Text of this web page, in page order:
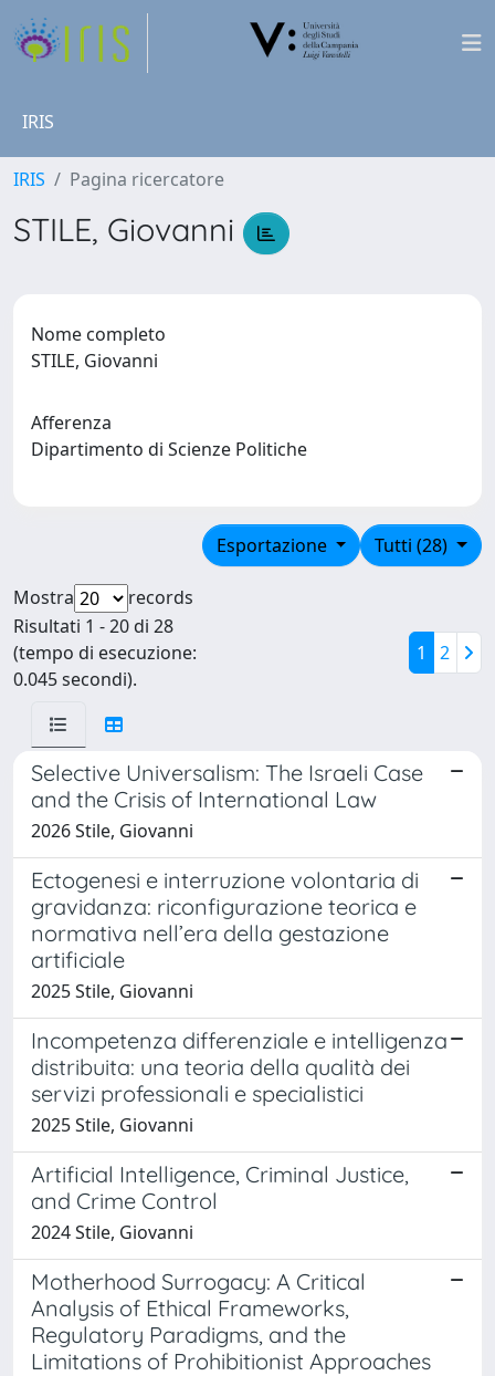
IRIS
IRIS Pagina ricercatore
STILE, Giovanni
Nome completo
STILE, Giovanni
Afferenza
Dipartimento di Scienze Politiche
Tutti (28)
Esportazione
Mostra
records
Risultati 1 - 20 di 28
(tempo di esecuzione:
0.045 secondi).
1 2
Selective Universalism: The Israeli Case
and the Crisis of International Law
2026 Stile, Giovanni
Ectogenesi e interruzione volontaria di
gravidanza: riconfigurazione teorica e
normativa nell’era della gestazione
artificiale
2025 Stile, Giovanni
Incompetenza differenziale e intelligenza
distribuita: una teoria della qualità dei
servizi professionali e specialistici
2025 Stile, Giovanni
Artificial Intelligence, Criminal Justice,
and Crime Control
2024 Stile, Giovanni
Motherhood Surrogacy: A Critical
Analysis of Ethical Frameworks,
Regulatory Paradigms, and the
Limitations of Prohibitionist Approaches